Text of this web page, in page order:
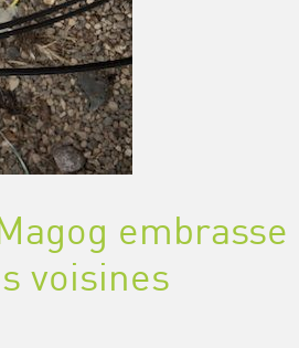
embrasse
voisines